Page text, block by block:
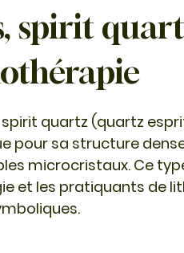
spirit
spirit quartz (quartz
pour sa structure
microcristaux. Ce
et les pratiquants de